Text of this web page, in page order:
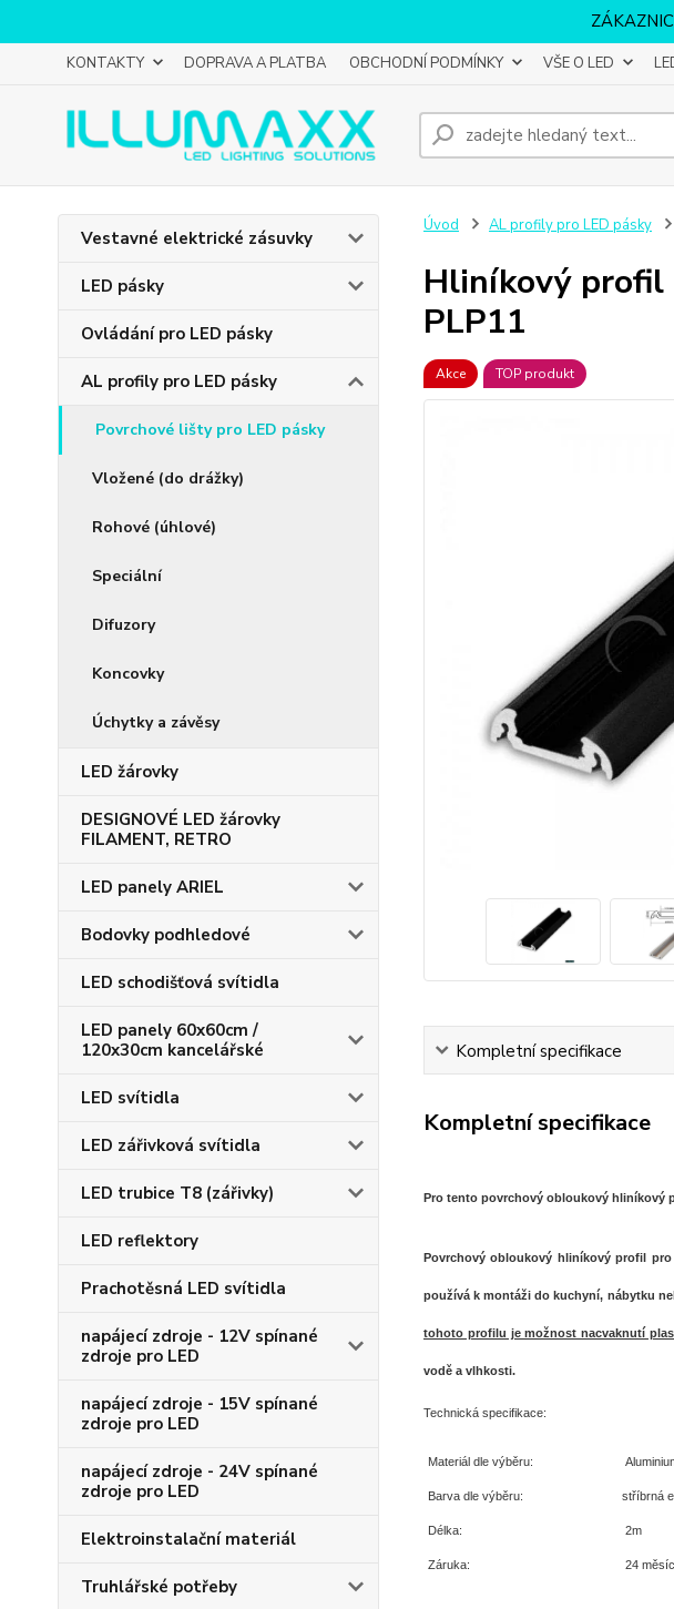
KONTAKTY DOPRAVA A PLATBA OBCHODNÍ PODMÍNKY VŠE O LED
Vestavné elektrické zásuvky
LED pásky
Ovládání pro LED pásky
AL profily pro LED pásky
Povrchové lišty pro LED pásky
Vložené (do drážky)
Rohové (úhlové)
Speciální
Difuzory
Koncovky
Úchytky a závěsy
LED žárovky
DESIGNOVÉ LED žárovky
FILAMENT, RETRO
LED panely ARIEL
Bodovky podhledové
LED schodišťová svítidla
LED panely 60x60cm /
120x30cm kancelářské
LED svítidla
LED zářivková svítidla
LED trubice T8 (zářivky)
LED reflektory
Prachotěsná LED svítidla
napájecí zdroje - 12V spínané
zdroje pro LED
napájecí zdroje - 15V spínané
zdroje pro LED
napájecí zdroje - 24V spínané
zdroje pro LED
Elektroinstalační materiál
Truhlářské potřeby
Úvod AL profily pro LED pásky
Hliníkový profil
PLP11
Akce TOP produkt
Kompletní specifikace
Kompletní specifikace
Pro tento povrchový obloukový hliníkový
Povrchový obloukový hliníkový profil
používá k montáži do kuchyní, nábytku
tohoto profilu je možnost nacvaknutí
vodě a vlhkosti.
Technická specifikace:
Materiál dle výběru:
Barva dle výběru: stříbrná
Délka: 2m
Záruka: 24